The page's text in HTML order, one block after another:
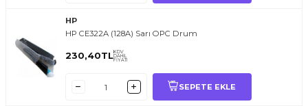
HP
HP CE322A (128A) Sarı OPC Drum
230,40TLKDV
DAHİL
FİYATI
SEPETE EKLE